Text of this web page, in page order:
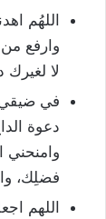
اللهُم
وارفع من
لا لغيرك
في ضيقي
دعوة
وامنحني
فضلِك،
اللهم